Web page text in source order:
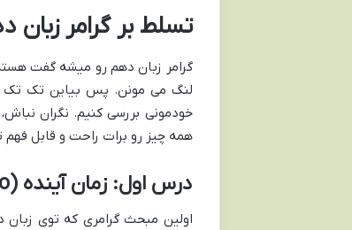
تسلط بر گرامر
گرامر زبان دهم رو میشه گفت
لنگ می مونن. پس بیاین تک تک
خودمونی بررسی کنیم. نگران
همه چیز رو برات راحت و قابل
درس اول: زمان آینده (Future Tenses –
اولین مبحث گرامری که توی